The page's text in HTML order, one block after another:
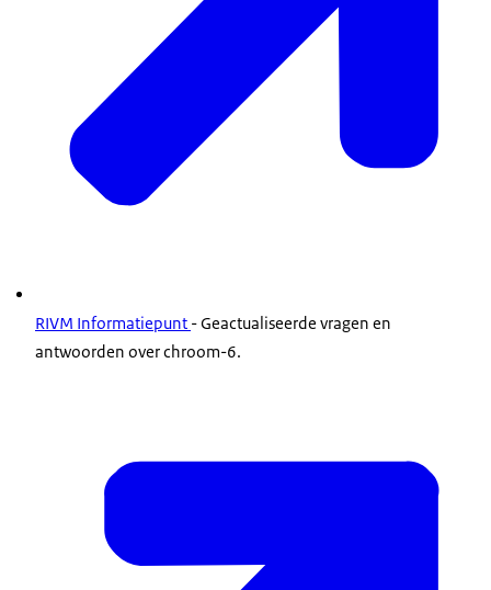
RIVM Informatiepunt - Geactualiseerde vragen en
antwoorden over chroom-6.